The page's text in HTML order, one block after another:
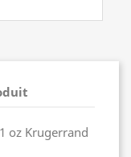
oz Krugerrand